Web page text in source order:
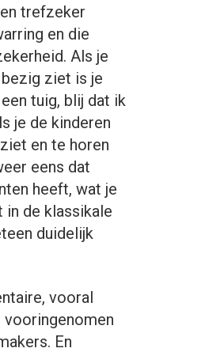
trefzeker
en die
Als je
ziet is je
tuig, blij dat ik
je de kinderen
en te horen
eens dat
heeft, wat je
in de klassikale
duidelijk
vooral
En